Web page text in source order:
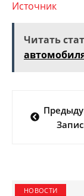
Источник
Читать
по
НОВОСТИ